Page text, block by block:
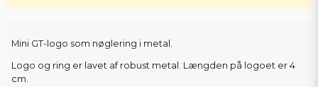
Mini GT-logo som nøglering i metal.
Logo og ring er lavet af robust metal. Længden på logoet er 4
cm.